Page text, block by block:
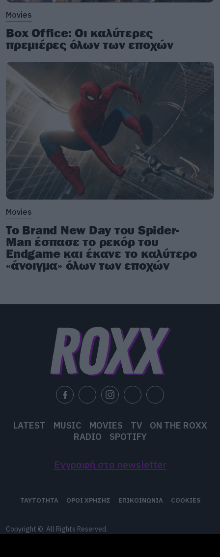
Movies
Box Office: Οι καλύτερες
πρεμιέρες όλων των εποχών
Movies
Το Brand New Day του Spider-
Man έσπασε το ρεκόρ του
Endgame και έκανε το καλύτερο
«άνοιγμα» όλων των εποχών
LATEST MUSIC MOVIES TV
ON THE ROXX
RADIO
SPOTIFY
Εγγραφή στο newsletter
ΤΑΥΤΟΤΗΤΑ ΟΡΟΙ ΧΡΗΣΗΣ ΕΠΙΚΟΙΝΩΝΙΑ COOKIES
Copyright ©, All Rights Reserved.